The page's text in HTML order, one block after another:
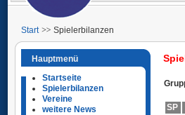
Start Spielerbilanzen
Hauptmenü
Startseite
Spielerbilanzen
Vereine
weitere News
SP